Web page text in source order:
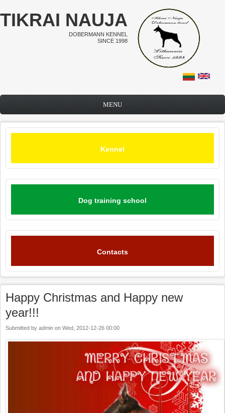
Skip to main content
TIKRAI NAUJA
DOBERMANN KENNEL
SINCE 1998
MENU
Kennel
Dog training school
Contacts
Happy Christmas and Happy new
year!!!
Submitted by admin on Wed, 2012-12-26 00:00